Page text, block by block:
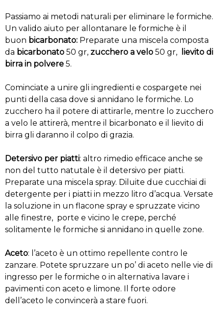
Passiamo ai metodi naturali per eliminare le formiche.
Un valido aiuto per allontanare le formiche è il
buon bicarbonato: Preparate una miscela composta
da bicarbonato 50 gr, zucchero a velo 50 gr,
lievito di
birra in polvere 5.
Cominciate a unire gli ingredienti e cospargete nei
punti della casa dove si annidano le formiche. Lo
zucchero ha il potere di attirarle, mentre lo zucchero
a velo le attirerà, mentre il bicarbonato e il lievito di
birra gli daranno il colpo di grazia.
Detersivo per piatti: altro rimedio efficace anche se
non del tutto natutale è il detersivo per piatti.
Preparate una miscela spray. Diluite due cucchiai di
detergente per i piatti in mezzo litro d’acqua. Versate
la soluzione in un flacone spray e spruzzate vicino
alle finestre, porte e vicino le crepe, perché
solitamente le formiche si annidano in quelle zone.
Aceto: l’aceto è un ottimo repellente contro le
zanzare. Potete spruzzare un po’ di aceto nelle vie di
ingresso per le formiche o in alternativa lavare i
pavimenti con aceto e limone. Il forte odore
dell’aceto le convincerà a stare fuori.